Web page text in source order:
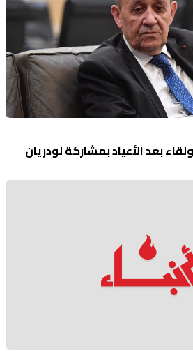
بعد الأعياد بمشاركة لودريان